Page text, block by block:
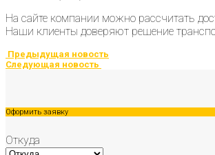
На сайте компании можно рассчитать
Наши клиенты доверяют решение
Предыдущая новость
Следующая новость
Оформить заявку
Откуда